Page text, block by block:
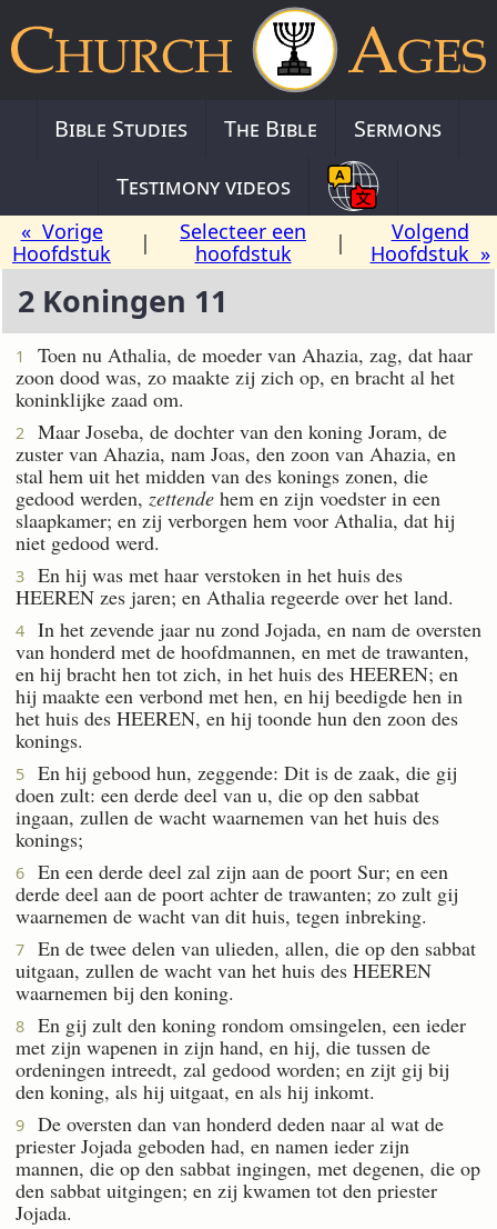
Bible Studies The Bible
Sermons
Testimony videos
« Vorige
Hoofdstuk
|
Selecteer een
hoofdstuk
|
Volgend
Hoofdstuk »
2 Koningen 11
1
Toen nu Athalia, de moeder van Ahazia, zag, dat haar
zoon dood was, zo maakte zij zich op, en bracht al het
koninklijke zaad om.
2
Maar Joseba, de dochter van den koning Joram, de
zuster van Ahazia, nam Joas, den zoon van Ahazia, en
stal hem uit het midden van des konings zonen, die
gedood werden, zettende hem en zijn voedster in een
slaapkamer; en zij verborgen hem voor Athalia, dat hij
niet gedood werd.
3
En hij was met haar verstoken in het huis des
HEEREN zes jaren; en Athalia regeerde over het land.
4
In het zevende jaar nu zond Jojada, en nam de oversten
van honderd met de hoofdmannen, en met de trawanten,
en hij bracht hen tot zich, in het huis des HEEREN; en
hij maakte een verbond met hen, en hij beedigde hen in
het huis des HEEREN, en hij toonde hun den zoon des
konings.
5
En hij gebood hun, zeggende: Dit is de zaak, die gij
doen zult: een derde deel van u, die op den sabbat
ingaan, zullen de wacht waarnemen van het huis des
konings;
6
En een derde deel zal zijn aan de poort Sur; en een
derde deel aan de poort achter de trawanten; zo zult gij
waarnemen de wacht van dit huis, tegen inbreking.
7
En de twee delen van ulieden, allen, die op den sabbat
uitgaan, zullen de wacht van het huis des HEEREN
waarnemen bij den koning.
8
En gij zult den koning rondom omsingelen, een ieder
met zijn wapenen in zijn hand, en hij, die tussen de
ordeningen intreedt, zal gedood worden; en zijt gij bij
den koning, als hij uitgaat, en als hij inkomt.
9
De oversten dan van honderd deden naar al wat de
priester Jojada geboden had, en namen ieder zijn
mannen, die op den sabbat ingingen, met degenen, die op
den sabbat uitgingen; en zij kwamen tot den priester
Jojada.